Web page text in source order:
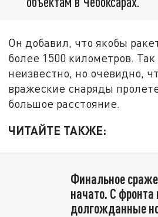
Он добавил, что якобы
более 1500 километров. Так
неизвестно, но очевидно,
вражеские снаряды
большое расстояние.
ЧИТАЙТЕ ТАКЖЕ:
Финальное
начато. С
долгожданные